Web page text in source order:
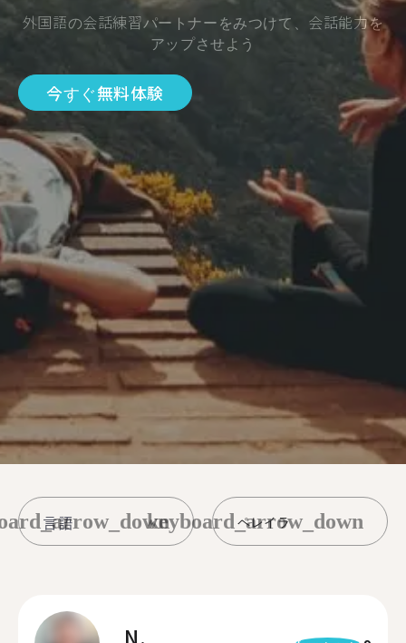
外国語の会話練習パートナーをみつけて、会話能力を
アップさせよう
今すぐ無料体験
ペレイラ
keyboard_arrow_down
N.